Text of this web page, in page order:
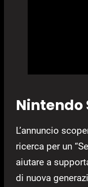
Nintendo
L’annuncio
ricerca per un
aiutare a
di nuova